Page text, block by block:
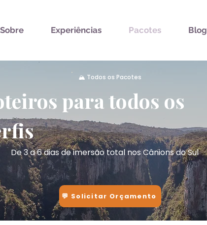
Sobre Experiências Pacotes Blog
🏔️ Todos os Pacotes
para todos os
De 3 a 6 dias de imersão total nos Cânions do Sul
💬 Solicitar Orçamento